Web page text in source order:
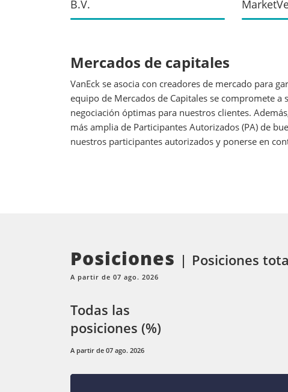
B.V.
Mercados de capitales
VanEck se asocia con creadores de mercado para
equipo de Mercados de Capitales se compromete
negociación óptimas para nuestros clientes.
más amplia de Participantes Autorizados (PA) de
nuestros participantes autorizados y ponerse en
Posiciones
A partir de 07 ago. 2026
Posiciones
Todas las
posiciones (%)
A partir de 07 ago. 2026